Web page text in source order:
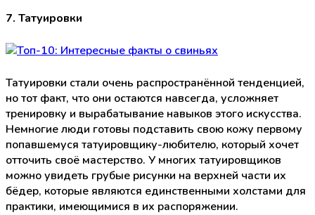
7. Татуировки
Татуировки стали очень распространённой тенденцией,
но тот факт, что они остаются навсегда, усложняет
тренировку и вырабатывание навыков этого искусства.
Немногие люди готовы подставить свою кожу первому
попавшемуся татуировщику-любителю, который хочет
отточить своё мастерство. У многих татуировщиков
можно увидеть грубые рисунки на верхней части их
бёдер, которые являются единственными холстами для
практики, имеющимися в их распоряжении.